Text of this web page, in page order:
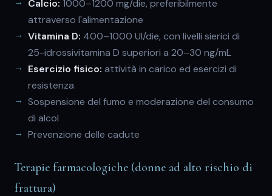
Calcio: 1000–1200 mg/die, preferibilmente
attraverso l'alimentazione
Vitamina D: 400–1000 UI/die, con livelli sierici di
25-idrossivitamina D superiori a 20–30 ng/mL
Esercizio fisico: attività in carico ed esercizi di
resistenza
Sospensione del fumo e moderazione del consumo
di alcol
Prevenzione delle cadute
Terapie farmacologiche (donne ad alto rischio di
frattura)